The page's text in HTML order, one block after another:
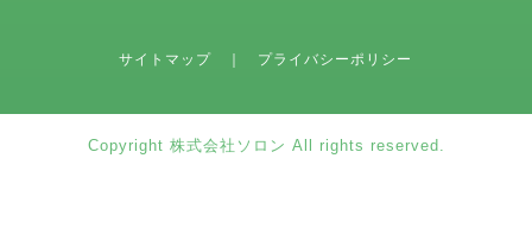
サイトマップ ｜ プライバシーポリシー
Copyright 株式会社ソロン All rights reserved.